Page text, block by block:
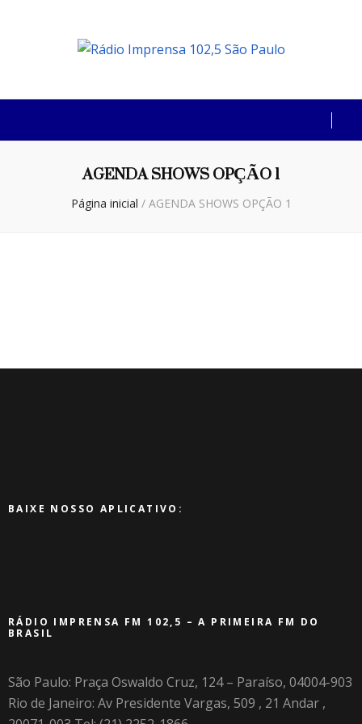
Rádio Imprensa
102,5 São Paulo
AGENDA SHOWS OPÇÃO 1
Página inicial / AGENDA SHOWS OPÇÃO 1
BAIXE NOSSO APLICATIVO:
RÁDIO IMPRENSA FM 102,5 – A PRIMEIRA FM DO
BRASIL
São Paulo: Praça Oswaldo Cruz, 124 – Paraíso, 04004-903
Rio de Janeiro: Av Presidente Vargas, 509 , 21 Andar ,